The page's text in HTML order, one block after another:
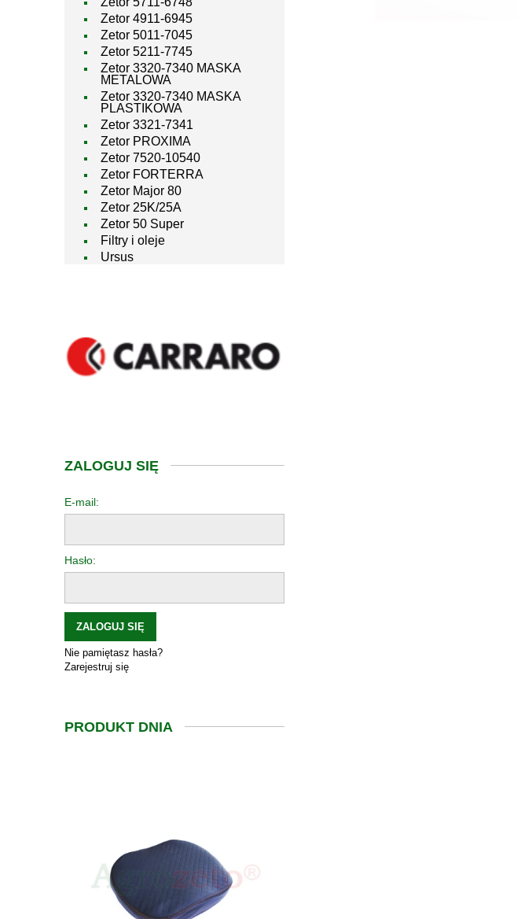
Zetor 4911-6945
Zetor 5011-7045
Zetor 5211-7745
Zetor 3320-7340 MASKA
METALOWA
Zetor 3320-7340 MASKA
PLASTIKOWA
Zetor 3321-7341
Zetor PROXIMA
Zetor 7520-10540
Zetor FORTERRA
Zetor Major 80
Zetor 25K/25A
Zetor 50 Super
Filtry i oleje
Ursus
ZALOGUJ SIĘ
E-mail:
Hasło:
ZALOGUJ SIĘ
Nie pamiętasz hasła?
Zarejestruj się
PRODUKT DNIA